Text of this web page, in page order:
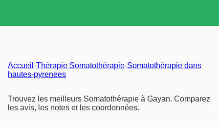
Accueil -Thérapie Somatothérapie-Somatothérapie dans
hautes-pyrenees
Trouvez les meilleurs Somatothérapie à Gayan. Comparez
les avis, les notes et les coordonnées.